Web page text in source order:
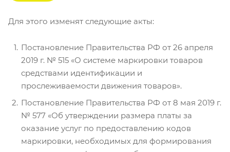
Для этого изменят следующие акты:
Постановление Правительства РФ от 26 апреля
2019 г. № 515 «О системе маркировки товаров
средствами идентификации и
прослеживаемости движения товаров».
Постановление Правительства РФ от 8 мая 2019 г.
№ 577 «Об утверждении размера платы за
оказание услуг по предоставлению кодов
маркировки, необходимых для формирования